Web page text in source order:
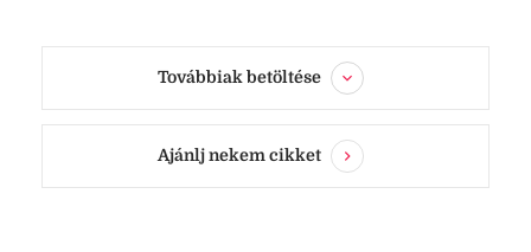
Továbbiak betöltése
Ajánlj nekem cikket